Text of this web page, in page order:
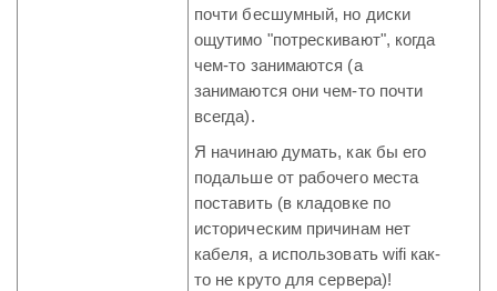
почти бесшумный, но диски
ощутимо "потрескивают", когда
чем-то занимаются (а
занимаются они чем-то почти
всегда).
Я начинаю думать, как бы его
подальше от рабочего места
поставить (в кладовке по
историческим причинам нет
кабеля, а использовать wifi как-
то не круто для сервера)!